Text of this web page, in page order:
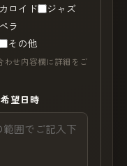
ロイド
ジャズ
ラ
その他
せ内容欄に詳細をご
望日時